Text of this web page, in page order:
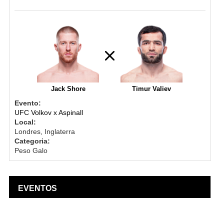
Jack Shore Timur Valiev
Evento:
UFC Volkov x Aspinall
Local:
Londres, Inglaterra
Categoria:
Peso Galo
EVENTOS